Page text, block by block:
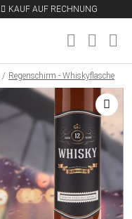
KAUF AUF RECHNUNG
Regenschirm - Whiskyflasche